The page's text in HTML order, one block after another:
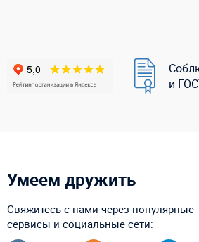
и
Умеем дружить
Свяжитесь с нами через популярные
сервисы и социальные сети: